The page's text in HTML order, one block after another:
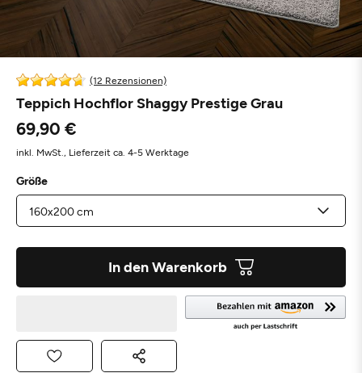
(12 Rezensionen)
Teppich Hochflor Shaggy Prestige Grau
69,90 €
inkl. MwSt., Lieferzeit ca. 4-5 Werktage
Größe
In den Warenkorb